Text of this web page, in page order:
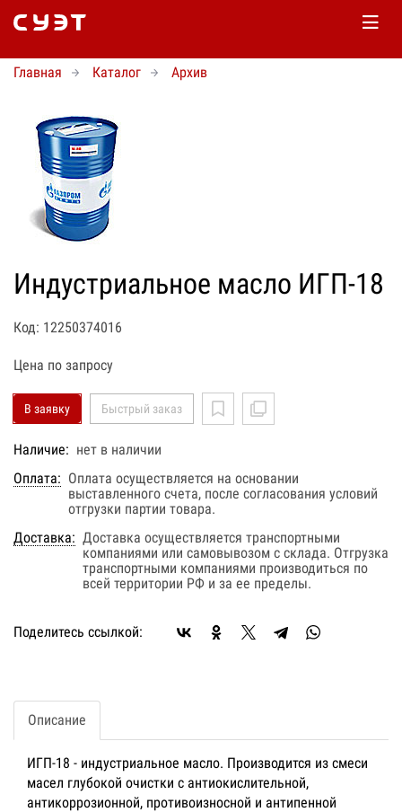
Главная Каталог Архив
Индустриальное масло ИГП-18
Код: 12250374016
Цена по запросу
В заявку Быстрый заказ
Наличие: нет в наличии
Оплата: Оплата осуществляется на основании
выставленного счета, после согласования условий
отгрузки партии товара.
Доставка: Доставка осуществляется транспортными
компаниями или самовывозом с склада. Отгрузка
транспортными компаниями производиться по
всей территории РФ и за ее пределы.
Поделитесь ссылкой:
Описание
ИГП-18 - индустриальное масло. Производится из смеси
масел глубокой очистки с антиокислительной,
антикоррозионной, противоизносной и антипенной